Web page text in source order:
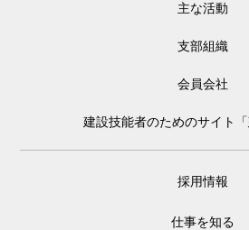
主な活動
支部組織
会員会社
建設技能者のためのサイト「
採用情報
仕事を知る